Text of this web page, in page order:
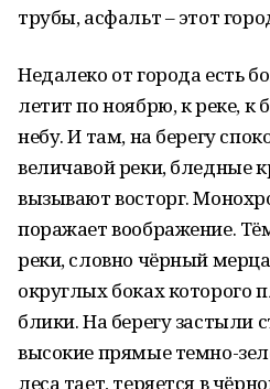
трубы, асфальт – этот
Недалеко от города есть
летит по ноябрю, к реке, к
небу. И там, на берегу
величавой реки, бледные
вызывают восторг.
поражает воображение.
реки, словно чёрный
округлых боках которого
блики. На берегу
высокие прямые темно-
леса тает, теряется в